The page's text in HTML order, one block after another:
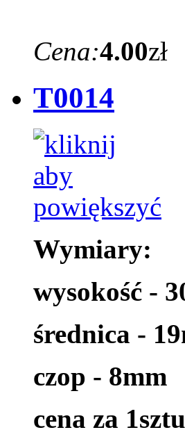
Cena:4.00zł
T0014
Wymiary:
wysokość -
średnica -
czop - 8mm
cena za